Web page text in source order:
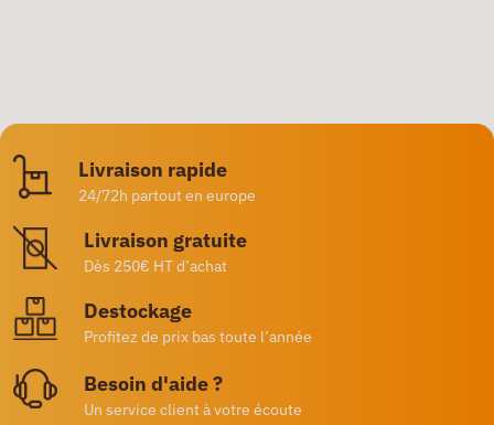
Livraison rapide
24/72h partout en europe
Livraison gratuite
Dès 250€ HT d’achat
Destockage
Profitez de prix bas toute l’année
Besoin d'aide ?
Un service client à votre écoute